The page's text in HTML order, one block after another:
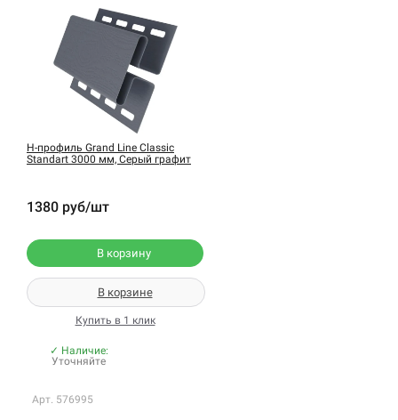
H-профиль Grand Line Classic
Standart 3000 мм, Серый графит
1380 руб/шт
В корзину
В корзине
Купить в 1 клик
✓ Наличие:
Уточняйте
Арт. 576995